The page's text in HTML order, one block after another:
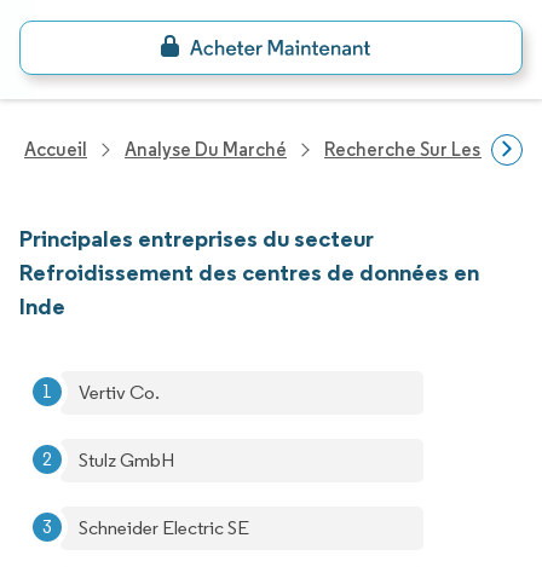
Accueil Analyse Du Marché Recherche Sur Les
Principales entreprises du secteur
Refroidissement des centres de données en
Inde
Vertiv Co.
Stulz GmbH
Schneider Electric SE